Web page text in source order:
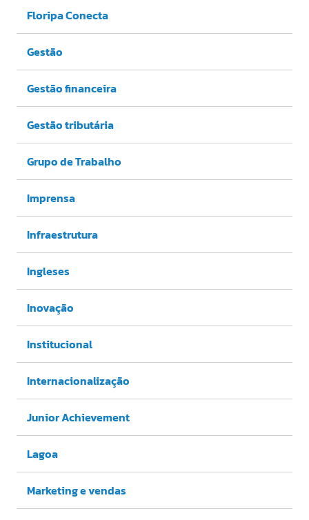
Floripa Conecta
Gestão
Gestão financeira
Gestão tributária
Grupo de Trabalho
Imprensa
Infraestrutura
Ingleses
Inovação
Institucional
Internacionalização
Junior Achievement
Lagoa
Marketing e vendas